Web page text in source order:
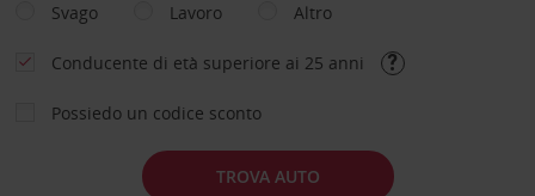
Svago
Lavoro Altro
Conducente di età superiore ai 25 anni
Possiedo un codice sconto
TROVA AUTO